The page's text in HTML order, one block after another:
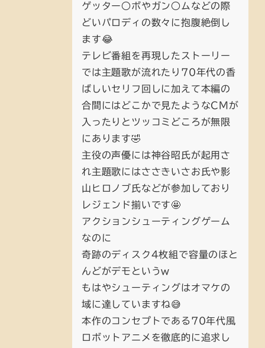
ゲッター○ボやガン○ムなどの際
どいパロディの数々に抱腹絶倒し
ます😂
テレビ番組を再現したストーリー
では主題歌が流れたり70年代の香
ばしいセリフ回しに加えて本編の
合間にはどこかで見たようなCMが
入ったりとツッコミどころが無限
にあります🤣
主役の声優には神谷昭氏が起用さ
れ主題歌にはささきいさお氏や影
山ヒロノブ氏などが参加しており
レジェンド揃いです🤩
アクションシューティングゲーム
なのに
奇跡のディスク4枚組で容量のほと
んどがデモというw
もはやシューティングはオマケの
域に達していますね😅
本作のコンセプトである70年代風
ロボットアニメを徹底的に追求し